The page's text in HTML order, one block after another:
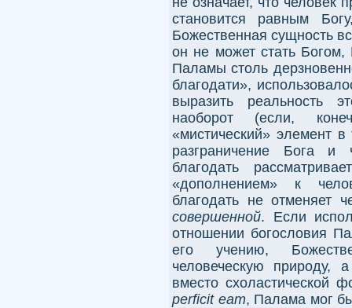
становится равным
Божественная сущность
он не может стать
Паламы столь
благодати»,
выразить реальность
наоборот (если,
«мистический» элемент
разграничение Бога
благодать
«дополнением» к
благодать не отменяет
совершенной. Если
отношении богословия
его учению,
человеческую природу,
вместо схоластической
perficit eam, Палама мог